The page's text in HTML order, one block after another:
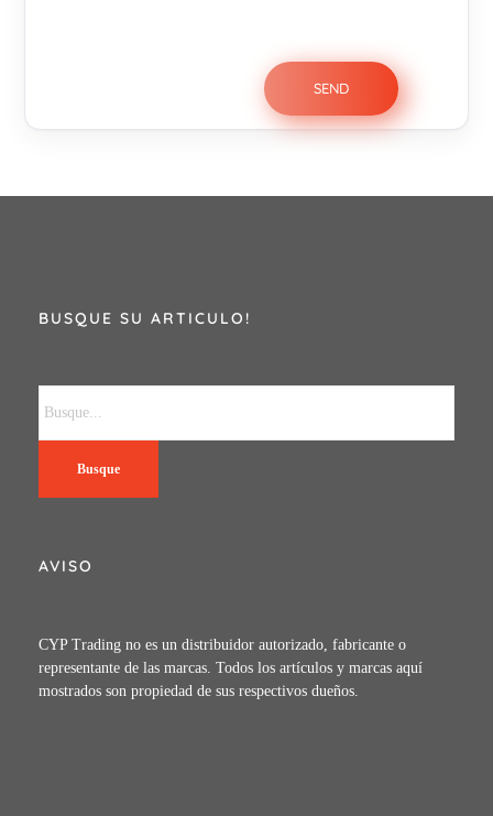
BUSQUE SU ARTICULO!
Busque
AVISO
CYP Trading no es un distribuidor autorizado, fabricante o
representante de las marcas. Todos los artículos y marcas aquí
mostrados son propiedad de sus respectivos dueños.